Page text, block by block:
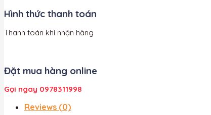
Hình thức thanh toán
Thanh toán khi nhận hàng
Đặt mua hàng online
Gọi ngay 0978311998
Reviews (0)